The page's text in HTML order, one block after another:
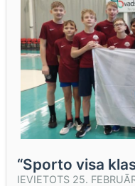
“Sporto visa
IEVIETOTS 25.